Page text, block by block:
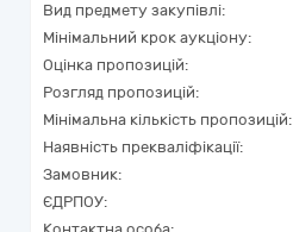
Вид предмету закупівлі:
Мінімальний крок аукціону:
Оцінка пропозицій:
Розгляд пропозицій:
Мінімальна кількість пропозицій:
Наявність прекваліфікації:
Замовник:
ЄДРПОУ: